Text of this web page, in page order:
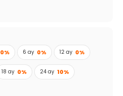
0% 6 ay 0% 12 ay 0%
18 ay 0% 24 ay 10%